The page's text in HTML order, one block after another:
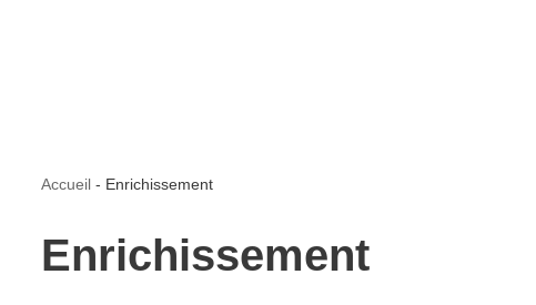
Accueil - Enrichissement
Enrichissement